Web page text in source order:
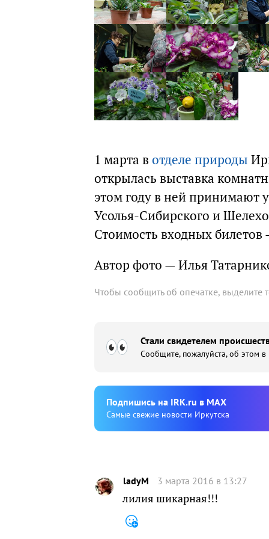
1 марта в отделе природы
открылась выставка
этом году в ней принимают
Усолья-Сибирского и
Стоимость входных билетов
Автор фото — Илья
Чтобы сообщить об опечатке, выделите
Стали свидетелем
Сообщите, пожалуйста, об этом
Подпишиcь на IRK.ru в MAX
Cамые свежие новости Иркутска
ladyM 3 марта 2016 в 13:27
лилия шикарная!!!